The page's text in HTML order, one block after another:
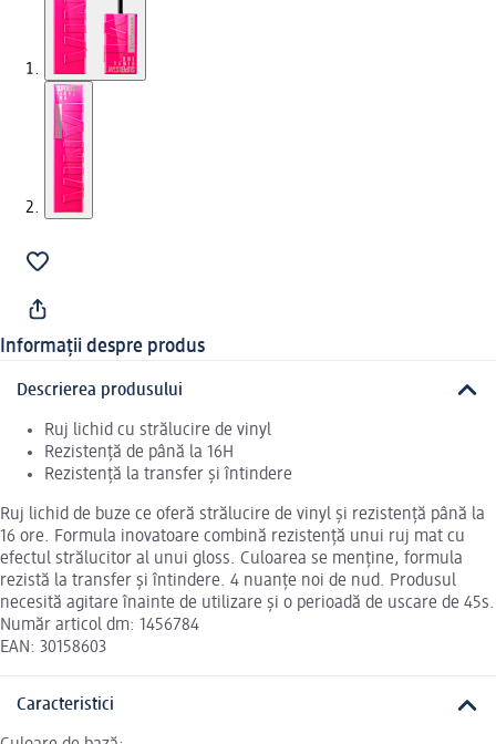
Informații despre produs
Descrierea produsului
Ruj lichid cu strălucire de vinyl
Rezistență de până la 16H
Rezistență la transfer și întindere
Ruj lichid de buze ce oferă strălucire de vinyl și rezistență până la
16 ore. Formula inovatoare combină rezistență unui ruj mat cu
efectul strălucitor al unui gloss. Culoarea se menține, formula
rezistă la transfer și întindere. 4 nuanțe noi de nud. Produsul
necesită agitare înainte de utilizare și o perioadă de uscare de 45s.
Număr articol dm: 1456784
EAN: 30158603
Caracteristici